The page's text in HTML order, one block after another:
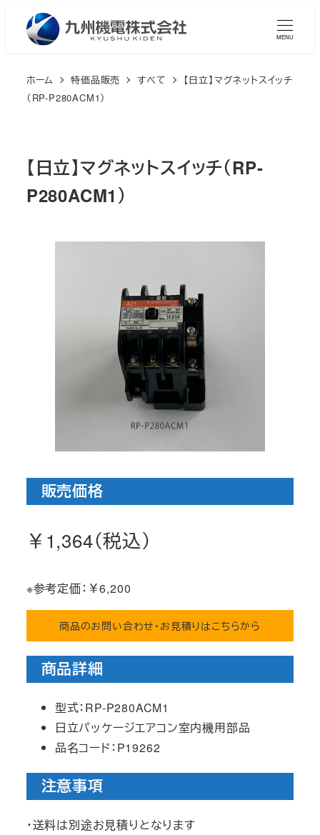
MENU
ホーム 特価品販売 すべて
【日立】マグネットスイッチ
（RP-P280ACM1）
【日立】マグネットスイッチ（RP-
P280ACM1）
販売価格
￥1,364（税込）
※参考定価：￥6,200
商品のお問い合わせ・お見積りはこちらから
商品詳細
型式：RP-P280ACM1
日立パッケージエアコン室内機用部品
品名コード：P19262
注意事項
・送料は別途お見積りとなります